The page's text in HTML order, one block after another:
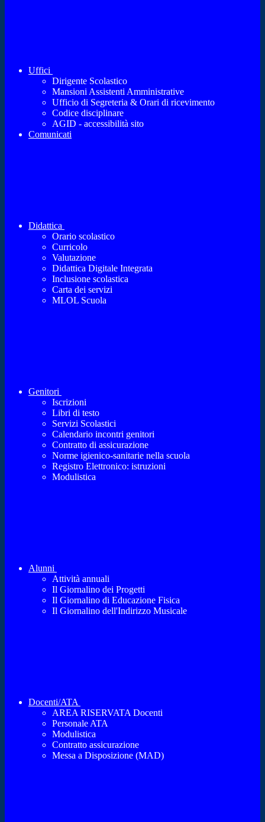
Uffici
Dirigente Scolastico
Mansioni Assistenti Amministrative
Ufficio di Segreteria & Orari di ricevimento
Codice disciplinare
AGID - accessibilità sito
Comunicati
Didattica
Orario scolastico
Curricolo
Valutazione
Didattica Digitale Integrata
Inclusione scolastica
Carta dei servizi
MLOL Scuola
Genitori
Iscrizioni
Libri di testo
Servizi Scolastici
Calendario incontri genitori
Contratto di assicurazione
Norme igienico-sanitarie nella scuola
Registro Elettronico: istruzioni
Modulistica
Alunni
Attività annuali
Il Giornalino dei Progetti
Il Giornalino di Educazione Fisica
Il Giornalino dell'Indirizzo Musicale
Docenti/ATA
AREA RISERVATA Docenti
Personale ATA
Modulistica
Contratto assicurazione
Messa a Disposizione (MAD)